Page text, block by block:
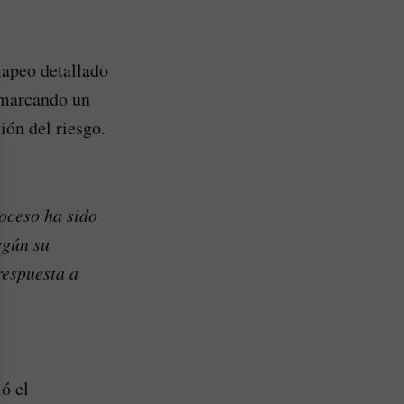
detallado
un
del riesgo.
ha sido
su
a
el